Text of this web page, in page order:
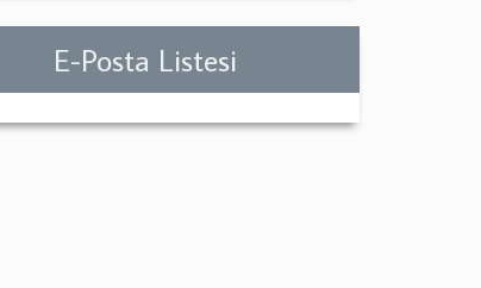
E-Posta Listesi